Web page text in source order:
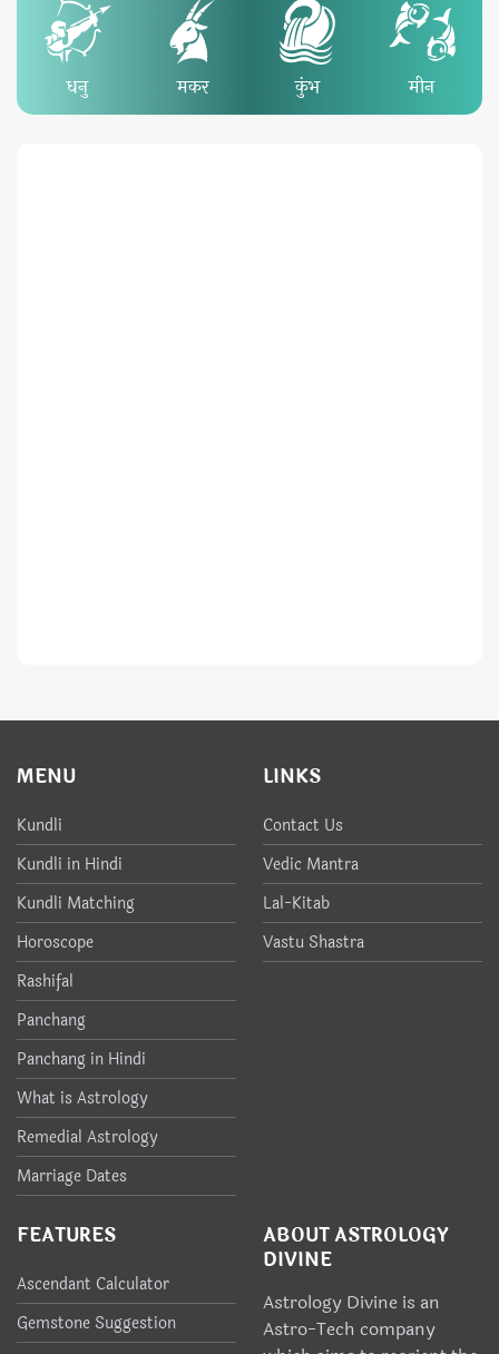
धनु मकर कुंभ मीन
MENU
Kundli
Kundli in Hindi
Kundli Matching
Horoscope
Rashifal
Panchang
Panchang in Hindi
What is Astrology
Remedial Astrology
Marriage Dates
LINKS
Contact Us
Vedic Mantra
Lal-Kitab
Vastu Shastra
FEATURES
Ascendant Calculator
Gemstone Suggestion
ABOUT ASTROLOGY
DIVINE
Astrology Divine is an
Astro-Tech company